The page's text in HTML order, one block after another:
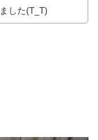
した(T_T)